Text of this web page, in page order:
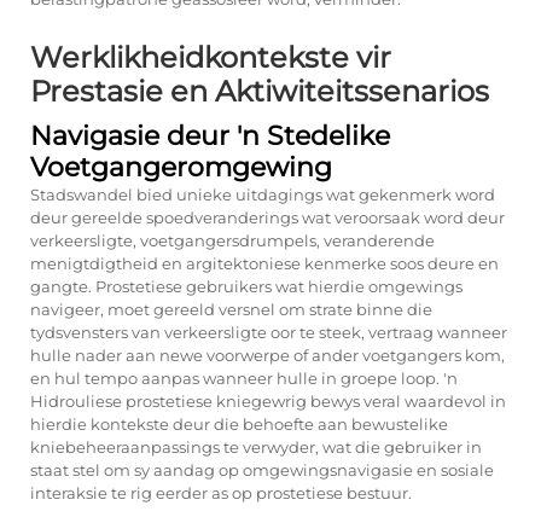
Werklikheidkontekste vir
Prestasie en Aktiwiteitssenarios
Navigasie deur 'n Stedelike
Voetgangeromgewing
Stadswandel bied unieke uitdagings wat gekenmerk word
deur gereelde spoedveranderings wat veroorsaak word deur
verkeersligte, voetgangersdrumpels, veranderende
menigtdigtheid en argitektoniese kenmerke soos deure en
gangte. Prostetiese gebruikers wat hierdie omgewings
navigeer, moet gereeld versnel om strate binne die
tydsvensters van verkeersligte oor te steek, vertraag wanneer
hulle nader aan newe voorwerpe of ander voetgangers kom,
en hul tempo aanpas wanneer hulle in groepe loop. 'n
Hidrouliese prostetiese kniegewrig bewys veral waardevol in
hierdie kontekste deur die behoefte aan bewustelike
kniebeheeraanpassings te verwyder, wat die gebruiker in
staat stel om sy aandag op omgewingsnavigasie en sosiale
interaksie te rig eerder as op prostetiese bestuur.